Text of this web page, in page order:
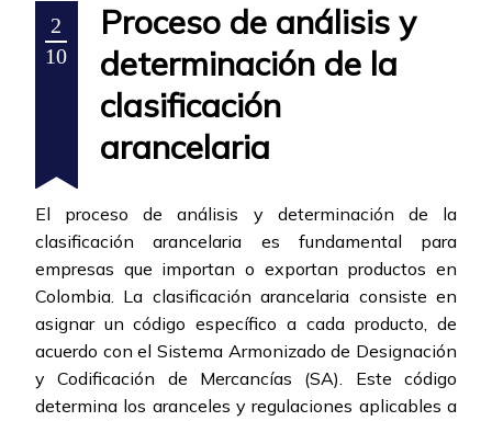
2
10
Proceso de análisis y
determinación de la
clasificación
arancelaria
El proceso de análisis y determinación de la
clasificación arancelaria es fundamental para
empresas que importan o exportan productos en
Colombia. La clasificación arancelaria consiste en
asignar un código específico a cada producto, de
acuerdo con el Sistema Armonizado de Designación
y Codificación de Mercancías (SA). Este código
determina los aranceles y regulaciones aplicables a